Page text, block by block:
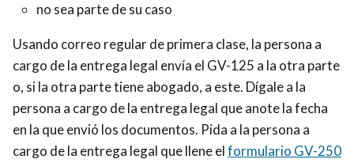
no sea parte de su caso
Usando correo regular de primera clase, la persona a
cargo de la entrega legal envía el GV-125 a la otra parte
o, si la otra parte tiene abogado, a este. Dígale a la
persona a cargo de la entrega legal que anote la fecha
en la que envió los documentos. Pida a la persona a
cargo de la entrega legal que llene elformulario GV-250